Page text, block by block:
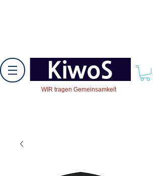
WIR tragen Gemeinsamkeit